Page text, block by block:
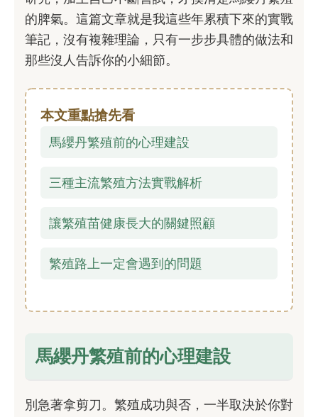
的脾氣。這篇文章就是我這些年累積下來的實戰
筆記，沒有複雜理論，只有一步步具體的做法和
那些沒人告訴你的小細節。
本文重點搶先看
馬纓丹繁殖前的心理建設
三種主流繁殖方法實戰解析
讓繁殖苗健康長大的關鍵照顧
繁殖路上一定會遇到的問題
馬纓丹繁殖前的心理建設
別急著拿剪刀。繁殖成功與否，一半取決於你對